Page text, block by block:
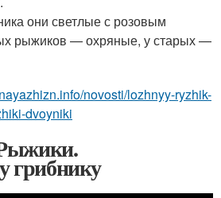
они светлые с розовым
рыжиков — охряные, у старых —
novosti/lozhnyy-ryzhik-
dvoyniki